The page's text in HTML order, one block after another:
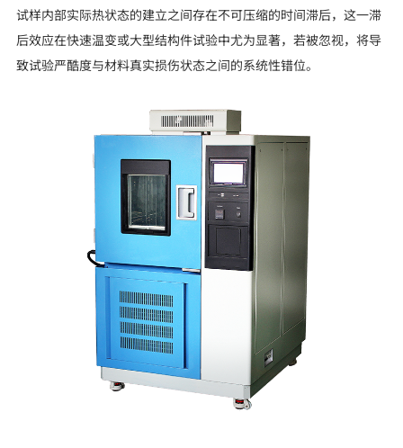
试样内部实际热状态的建立之间存在不可压缩的时间滞后，这一滞
后效应在快速温变或大型结构件试验中尤为显著，若被忽视，将导
致试验严酷度与材料真实损伤状态之间的系统性错位。